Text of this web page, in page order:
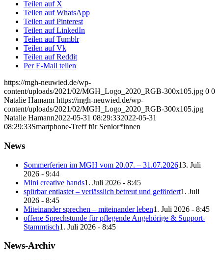
Teilen auf X
Teilen auf WhatsApp
Teilen auf Pinterest
Teilen auf LinkedIn
Teilen auf Tumblr
Teilen auf Vk
Teilen auf Reddit
Per E-Mail teilen
https://mgh-neuwied.de/wp-
content/uploads/2021/02/MGH_Logo_2020_RGB-300x105.jpg 0 0
Natalie Hamann https://mgh-neuwied.de/wp-
content/uploads/2021/02/MGH_Logo_2020_RGB-300x105.jpg
Natalie Hamann2022-05-31 08:29:332022-05-31
08:29:33Smartphone-Treff für Senior*innen
News
Sommerferien im MGH vom 20.07. – 31.07.202613. Juli
2026 - 9:44
Mini creative hands1. Juli 2026 - 8:45
spürbar entlastet – verlässlich betreut und gefördert1. Juli
2026 - 8:45
Miteinander sprechen – miteinander leben1. Juli 2026 - 8:45
offene Sprechstunde für pflegende Angehörige & Support-
Stammtisch1. Juli 2026 - 8:45
News-Archiv